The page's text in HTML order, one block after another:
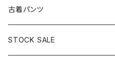
古着オールインワン
古着オーバーオール
古着半袖プルオーバー
古着長袖Ｔシャツ
古着半袖Ｔシャツ
古着ベスト
古着キャミソール
古着半袖ニット
古着ニットアウター
古着ライトコート
古着ヘビージャケット
古着ロング丈スカート (丈76cm-)
古着膝丈スカート (丈56-75cm)
古着パンツ
古着ロング丈パンツ
STOCK SALE